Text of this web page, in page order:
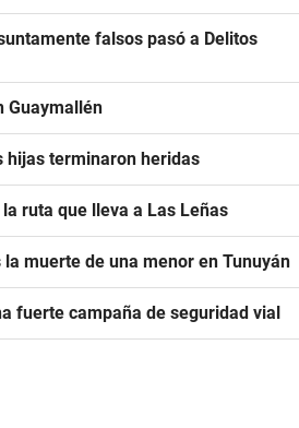
falsos pasó a Delitos
Guaymallén
hijas terminaron heridas
ruta que lleva a Las Leñas
muerte de una menor en Tunuyán
fuerte campaña de seguridad vial